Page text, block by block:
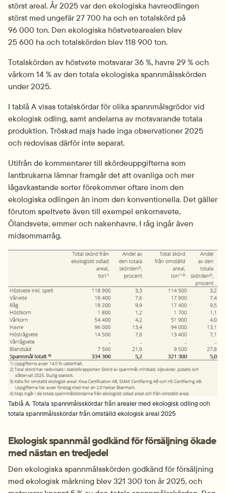
störst areal. År 2025 var den ekologiska havreodlingen
störst med ungefär 27 700 ha och en totalskörd på
96 000 ton. Den ekologiska höstvetearealen blev
25 600 ha och totalskörden blev 118 900 ton.
Totalskörden av höstvete motsvarar 36 %, havre 29 % och
vårkorn 14 % av den totala ekologiska spannmålsskörden
under 2025.
I tablå A visas totalskördar för olika spannmålsgrödor vid
ekologisk odling, samt andelarna av motsvarande totala
produktion. Tröskad majs hade inga observationer 2025
och redovisas därför inte separat.
Utifrån de kommentarer till skördeuppgifterna som
lantbrukarna lämnar framgår det att ovanliga och mer
lågavkastande sorter förekommer oftare inom den
ekologiska odlingen än inom den konventionella. Det gäller
förutom speltvete även till exempel enkornsvete,
Ölandsvete, emmer och nakenhavre. I råg ingår även
midsommarråg.
Tablå A. Totala spannmålsskördar från arealer med ekologisk odling och
totala spannmålsskördar från omställd ekologisk areal 2025
Ekologisk spannmål godkänd för försäljning ökade
med nästan en tredjedel
Den ekologiska spannmålsskörden godkänd för försäljning
med ekologisk märkning blev 321 300 ton år 2025, och